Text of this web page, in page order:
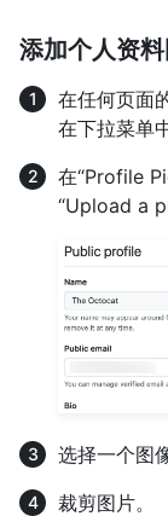
添加个人资
在任何页面
在下拉菜单
在“Profile
“Upload a
选择一个图
裁剪图片。